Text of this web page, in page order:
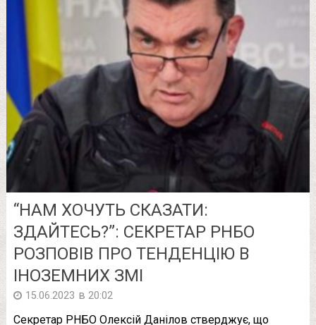
“НАМ ХОЧУТЬ СКАЗАТИ:
ЗДАЙТЕСЬ?”: СЕКРЕТАР РНБО
РОЗПОВІВ ПРО ТЕНДЕНЦІЮ В
ІНОЗЕМНИХ ЗМІ
15.06.2023 в 20:02
Секретар РНБО Олексій Данілов стверджує, що